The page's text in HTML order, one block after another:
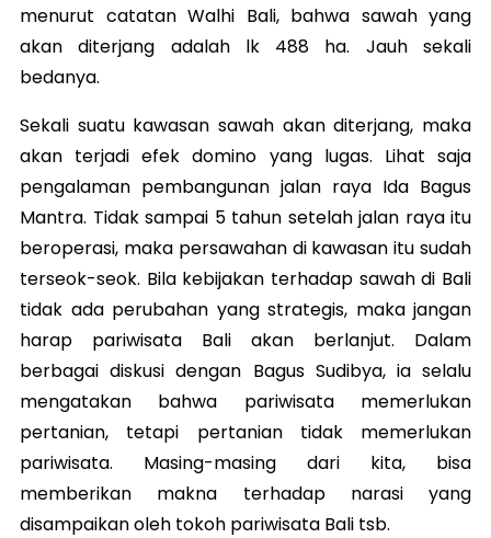
menurut catatan Walhi Bali, bahwa sawah yang
akan diterjang adalah lk 488 ha. Jauh sekali
bedanya.
Sekali suatu kawasan sawah akan diterjang, maka
akan terjadi efek domino yang lugas. Lihat saja
pengalaman pembangunan jalan raya Ida Bagus
Mantra. Tidak sampai 5 tahun setelah jalan raya itu
beroperasi, maka persawahan di kawasan itu sudah
terseok-seok. Bila kebijakan terhadap sawah di Bali
tidak ada perubahan yang strategis, maka jangan
harap pariwisata Bali akan berlanjut. Dalam
berbagai diskusi dengan Bagus Sudibya, ia selalu
mengatakan bahwa pariwisata memerlukan
pertanian, tetapi pertanian tidak memerlukan
pariwisata. Masing-masing dari kita, bisa
memberikan makna terhadap narasi yang
disampaikan oleh tokoh pariwisata Bali tsb.